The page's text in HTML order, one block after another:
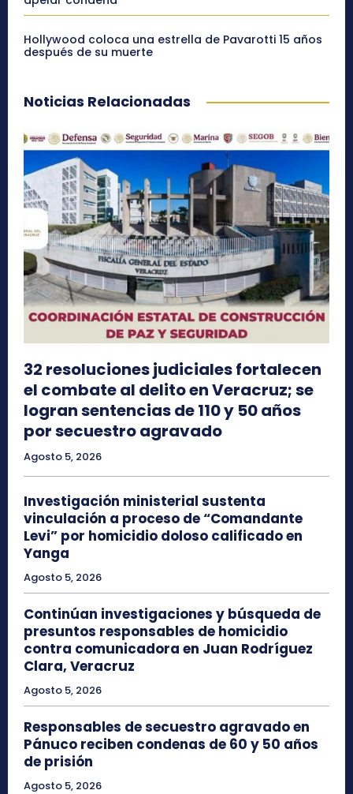
Hollywood coloca una estrella de Pavarotti 15 años
después de su muerte
Noticias Relacionadas
32 resoluciones judiciales fortalecen
el combate al delito en Veracruz; se
logran sentencias de 110 y 50 años
por secuestro agravado
Agosto 5, 2026
Investigación ministerial sustenta
vinculación a proceso de “Comandante
Levi” por homicidio doloso calificado en
Yanga
Agosto 5, 2026
Continúan investigaciones y búsqueda de
presuntos responsables de homicidio
contra comunicadora en Juan Rodríguez
Clara, Veracruz
Agosto 5, 2026
Responsables de secuestro agravado en
Pánuco reciben condenas de 60 y 50 años
de prisión
Agosto 5, 2026